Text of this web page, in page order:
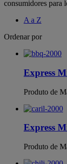
consumidores para
A a Z
Ordenar por
Express
Produto de
Express
Produto de